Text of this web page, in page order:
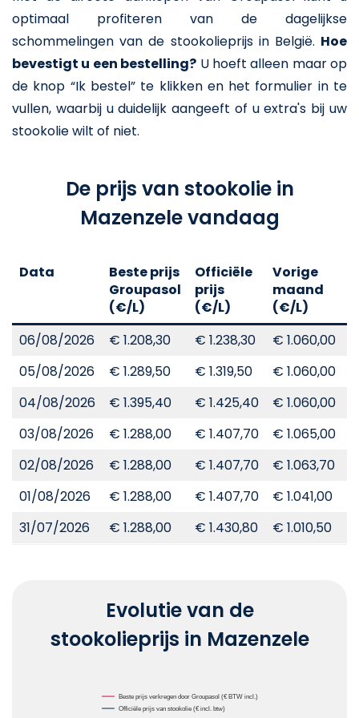
optimaal profiteren van de dagelijkse
schommelingen van de stookolieprijs in België. Hoe
bevestigt u een bestelling? U hoeft alleen maar op
de knop “Ik bestel” te klikken en het formulier in te
vullen, waarbij u duidelijk aangeeft of u extra's bij uw
stookolie wilt of niet.
De prijs van stookolie in
Mazenzele vandaag
Data
Beste prijs
Groupasol
(€/L)
Officiële
prijs
(€/L)
Vorige
maand
(€/L)
06/08/2026
€ 1.208,30 € 1.238,30 € 1.060,00
05/08/2026
€ 1.289,50 € 1.319,50 € 1.060,00
04/08/2026
€ 1.395,40 € 1.425,40 € 1.060,00
03/08/2026
€ 1.288,00 € 1.407,70 € 1.065,00
02/08/2026
€ 1.288,00 € 1.407,70 € 1.063,70
01/08/2026
€ 1.288,00 € 1.407,70 € 1.041,00
31/07/2026
€ 1.288,00 € 1.430,80 € 1.010,50
Evolutie van de
stookolieprijs in Mazenzele
Beste prijs verkregen door Groupasol (€ BTW incl.)
Officiële prijs van stookolie (€ incl. btw)